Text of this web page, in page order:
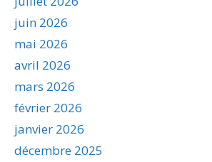
juin 2026
mai 2026
avril 2026
mars 2026
février 2026
janvier 2026
décembre 2025